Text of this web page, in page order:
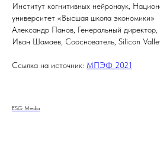
Институт когнитивных нейронаук,
университет «Высшая школа экономики»
Александр Панов, Генеральный
Иван Шамаев, Сооснователь, Silicon
Ссылка на источник: МПЭФ 2021
ESG Media